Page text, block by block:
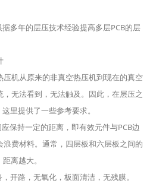
多年的层压技术经验提高多层PCB的层
机从原来的非真空热压机到现在的真空
无法看到，无法触及。因此，在层压之
里提供了一些参考要求。
保持一定的距离，即有效元件与PCB边
费材料。通常，四层板和六层板之间的
离越大。
开路，无氧化，板面清洁，无残膜。